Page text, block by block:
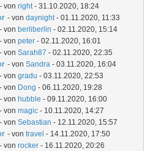
- vonright- 31.10.2020, 18:24
- vondaynight- 01.11.2020, 11:33
- von berliberlin - 02.11.2020, 15:14
- vonpeter - 02.11.2020, 16:01
- vonSarah87 - 02.11.2020, 22:35
- vonSandra - 03.11.2020, 16:04
- vongradu - 03.11.2020, 22:53
- von Dong - 06.11.2020, 19:28
- von hubble - 09.11.2020, 16:00
- vonmagic - 10.11.2020, 14:27
- vonSebastian - 12.11.2020, 15:57
- vontravel - 14.11.2020, 17:50
- vonrocker - 16.11.2020, 20:26